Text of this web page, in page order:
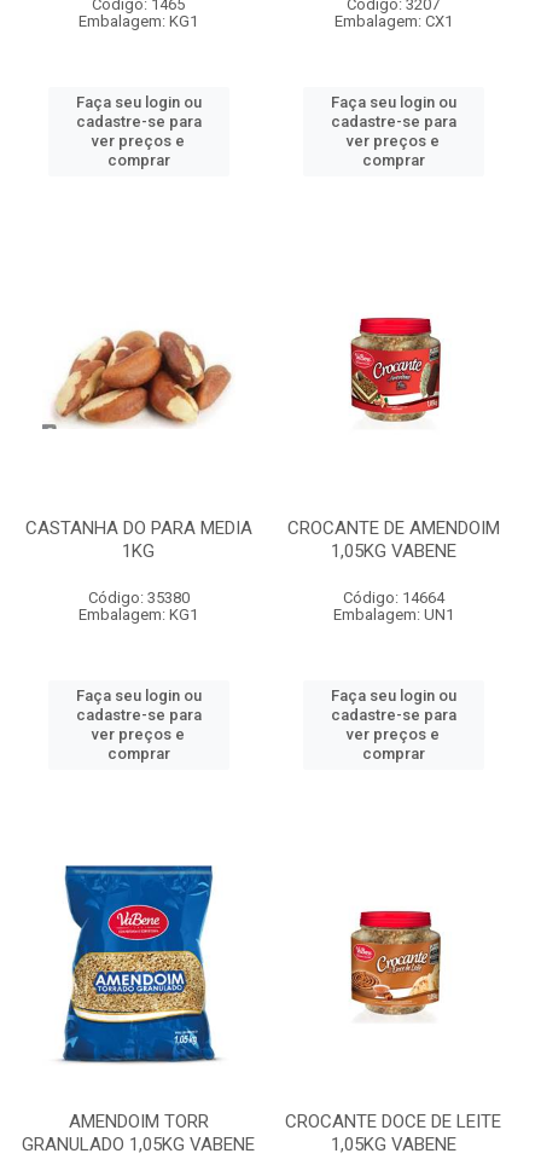
Código: 1465
Embalagem: KG1
Faça seu login ou
cadastre-se para
ver preços e
comprar
Código: 3207
Embalagem: CX1
Faça seu login ou
cadastre-se para
ver preços e
comprar
CASTANHA DO PARA MEDIA
1KG
Código: 35380
Embalagem: KG1
Faça seu login ou
cadastre-se para
ver preços e
comprar
CROCANTE DE AMENDOIM
1,05KG VABENE
Código: 14664
Embalagem: UN1
Faça seu login ou
cadastre-se para
ver preços e
comprar
AMENDOIM TORR
GRANULADO 1,05KG VABENE
CROCANTE DOCE DE LEITE
1,05KG VABENE